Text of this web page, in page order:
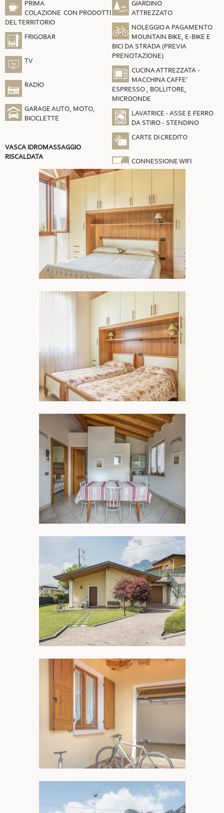
PRIMA
COLAZIONE CON PRODOTTI
DEL TERRITORIO
FRIGOBAR
TV
RADIO
GARAGE AUTO, MOTO,
BICICLETTE
VASCA IDROMASSAGGIO
RISCALDATA
GIARDINO
ATTREZZATO
NOLEGGIO A PAGAMENTO
MOUNTAIN BIKE, E-BIKE E
BICI DA STRADA (PREVIA
PRENOTAZIONE)
CUCINA ATTREZZATA -
MACCHINA CAFFE'
ESPRESSO , BOLLITORE,
MICROONDE
LAVATRICE - ASSE E FERRO
DA STIRO - STENDINO
CARTE DI CREDITO
CONNESSIONE WIFI
GRATUITA